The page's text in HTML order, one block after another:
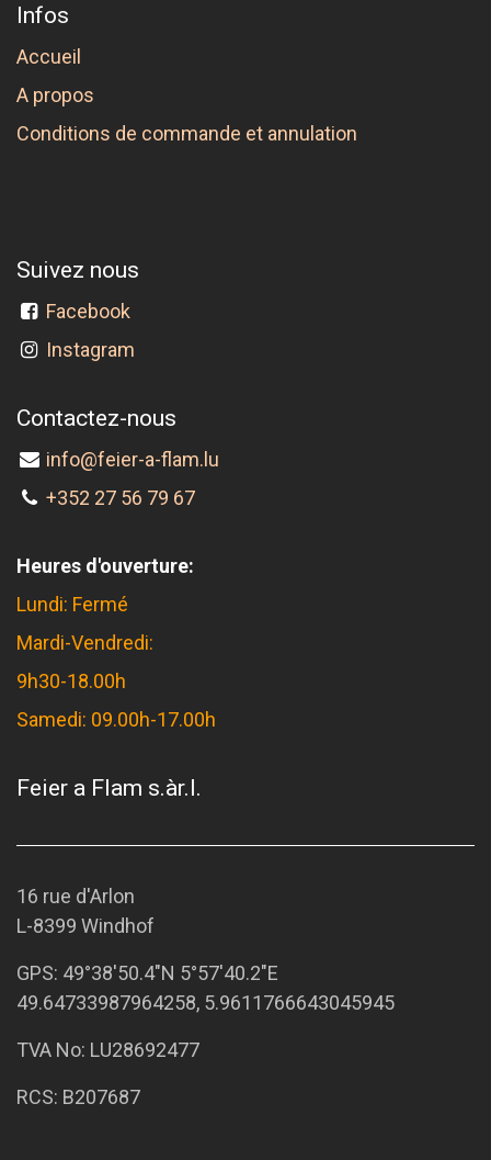
Infos
Accueil
A propos
Conditions de commande et annulation
Suivez nous
Facebook
Instagram
Contactez-nous
info@feier-a-flam.lu
+352 27 56 79 67
Heures d'ouverture:
Lundi: Fermé
Mardi-Vendredi:
9h30-18.00h
Samedi: 09.00h-17.00h
Feier a Flam s.àr.l.
16 rue d'Arlon
L-8399 Windhof
GPS: 49°38'50.4"N 5°57'40.2"E
49.64733987964258, 5.9611766643045945
TVA No: LU28692477
RCS: B207687